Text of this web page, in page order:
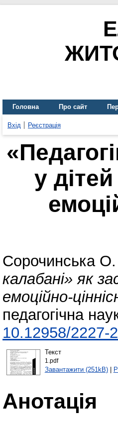
Головна Про сайт
Вхід Реєстрація
у
Сорочинська
калабані» як
емоційно-
педагогічна
10.12958/2227-
Текст
1.pdf
Завантажити (251kB)|
Анотація